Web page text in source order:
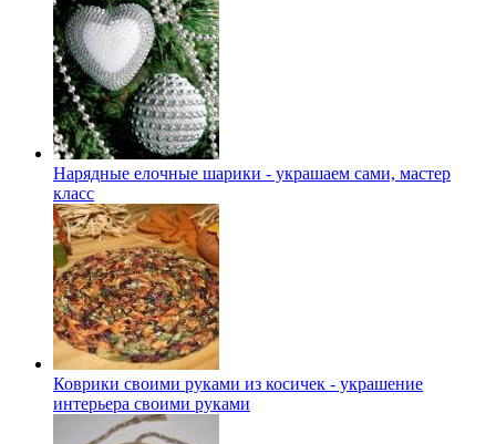
Нарядные елочные шарики - украшаем сами, мастер
класс
Коврики своими руками из косичек - украшение
интерьера своими руками